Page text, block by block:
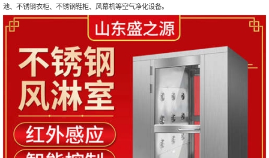
池、不锈钢衣柜、不锈钢鞋柜、风幕机等空气净化设备。